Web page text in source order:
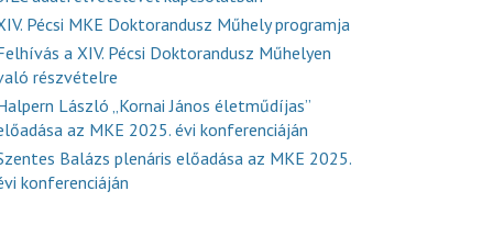
Pécsi MKE Doktorandusz Műhely programja
a XIV. Pécsi Doktorandusz Műhelyen
részvételre
László „Kornai János életműdíjas”
az MKE 2025. évi konferenciáján
Balázs plenáris előadása az MKE 2025.
konferenciáján